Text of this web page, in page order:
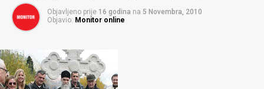
Objavljeno prije 16 godina na 5 Novembra, 2010
Objavio: Monitor online